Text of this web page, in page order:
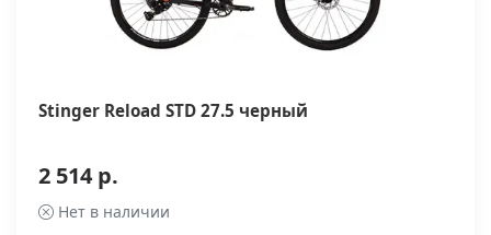
Stinger Reload STD 27.5 черный
2 514 р.
Нет в наличии